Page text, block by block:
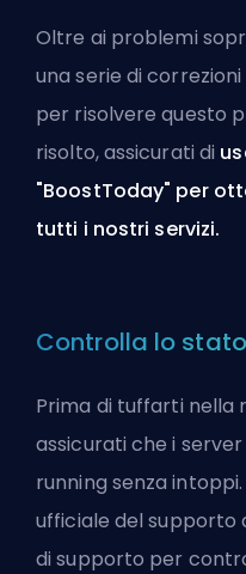
Oltre ai problemi
una serie di
per risolvere questo
risolto, assicurati di
"BoostToday" per
tutti i nostri servizi.
Controlla lo
Prima di tuffarti nella
assicurati che i
running senza
ufficiale del supporto
di supporto per